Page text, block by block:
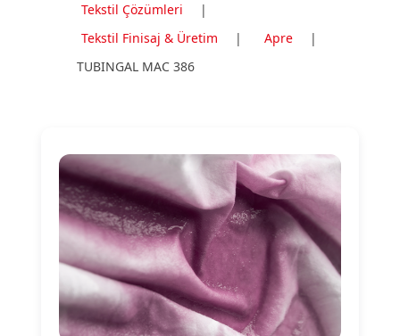
Tekstil Çözümleri
|
Tekstil Finisaj & Üretim
| Apre
|
TUBINGAL MAC 386